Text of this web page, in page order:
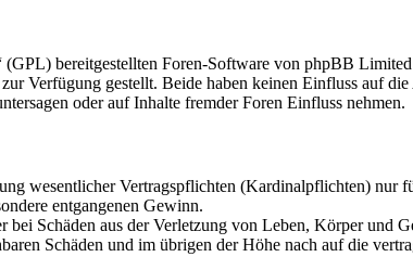
(GPL) bereitgestellten Foren-Software von phpBB
Verfügung gestellt. Beide haben keinen Einfluss auf
oder auf Inhalte fremder Foren Einfluss nehmen.
wesentlicher Vertragspflichten (Kardinalpflichten) nur
entgangenen Gewinn.
Schäden aus der Verletzung von Leben, Körper und
Schäden und im übrigen der Höhe nach auf die